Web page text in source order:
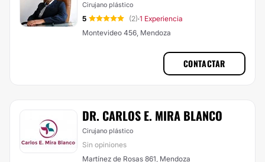
Cirujano plástico
5 (2)·1 Experiencia
Montevideo 456, Mendoza
CONTACTAR
DR. CARLOS E. MIRA BLANCO
Cirujano plástico
Sin opiniones
Martínez de Rosas 861, Mendoza